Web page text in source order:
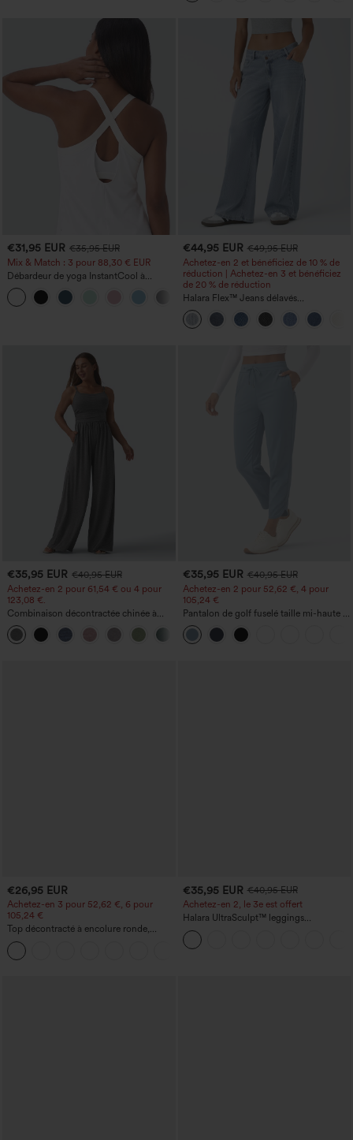
€31,95 EUR €35,95 EUR
Mix & Match : 3 pour 88,30 € EUR
Débardeur de yoga InstantCool à
encolure en U et ourlet arrondi –
UPF50+
€44,95 EUR €49,95 EUR
Achetez-en 2 et bénéficiez de 10 % de
réduction | Achetez-en 3 et bénéficiez
de 20 % de réduction
Halara Flex™ Jeans délavés
décontractés, coupe baggy à jambe
large, taille basse asymétrique, poches
zippées
€35,95 EUR €40,95 EUR
Achetez-en 2 pour 61,54 € ou 4 pour
123,08 €.
Combinaison décontractée chinée à
bretelles réglables, fronces et jambes
larges, avec poches — facile comme
tout
+10
€35,95 EUR €40,95 EUR
Achetez-en 2 pour 52,62 €, 4 pour
105,24 €
Pantalon de golf fuselé taille mi-haute à
cordon, ourlet incurvé, séchage rapide,
avec poches — UPF40+
€26,95 EUR
Achetez-en 3 pour 52,62 €, 6 pour
105,24 €
Top décontracté à encolure ronde,
manches chauve-souris et coupe ample
€35,95 EUR €40,95 EUR
Achetez-en 2, le 3e est offert
Halara UltraSculpt™ leggings
d'entraînement taille haute — fronces
liftantes pour le fessier, maintien gainant
du ventre et poche